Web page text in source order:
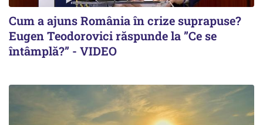
Cum a ajuns România în crize suprapuse?
Eugen Teodorovici răspunde la ”Ce se
întâmplă?” - VIDEO